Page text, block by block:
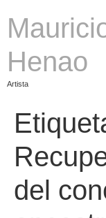
Henao
Artista
del